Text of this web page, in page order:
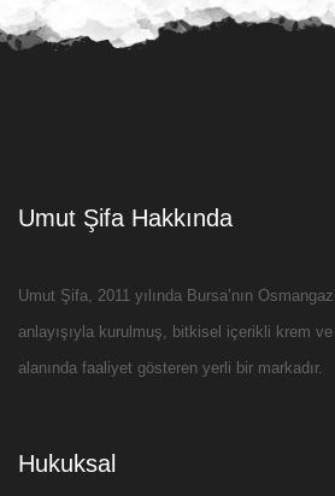
Umut Şifa Hakkında
Umut Şifa, 2011 yılında Bursa’nın
anlayışıyla kurulmuş, bitkisel içerikli krem
alanında faaliyet gösteren yerli bir markadır.
Hukuksal